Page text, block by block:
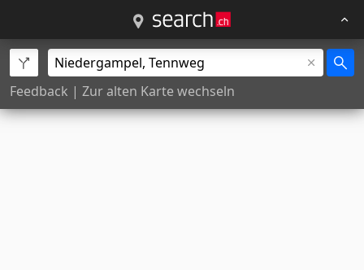
Feedback | Zur alten Karte wechseln